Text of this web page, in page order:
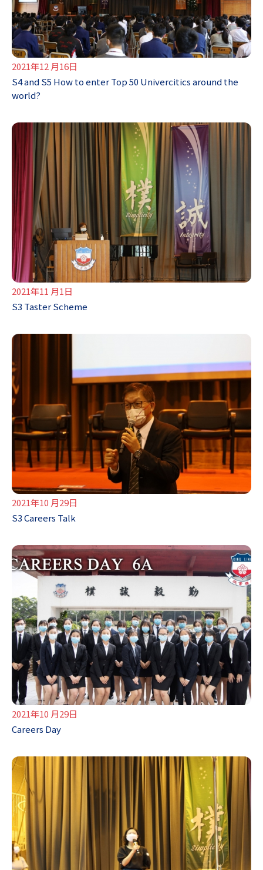
2021年12 月16日
S4 and S5 How to enter Top 50 Univercitics around the
world?
2021年11 月1日
S3 Taster Scheme
2021年10 月29日
S3 Careers Talk
2021年10 月29日
Careers Day